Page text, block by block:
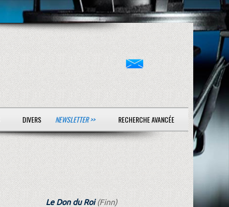
DIVERS NEWSLETTER >> RECHERCHE AVANCÉE
Le Don du Roi(Finn)